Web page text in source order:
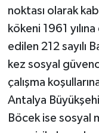
noktası olarak
kökeni 1961
edilen 212 sayılı
kez sosyal
çalışma
Antalya
Böcek ise sosyal